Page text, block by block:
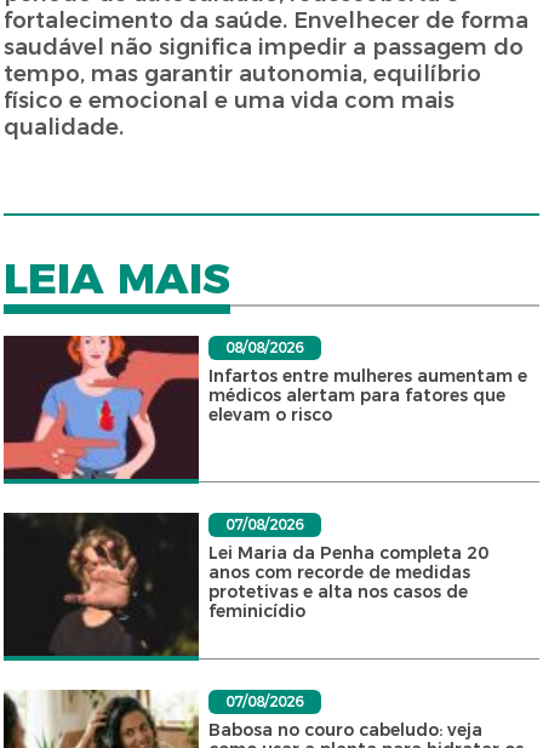
fortalecimento da saúde. Envelhecer de forma
saudável não significa impedir a passagem do
tempo, mas garantir autonomia, equilíbrio
físico e emocional e uma vida com mais
qualidade.
LEIA MAIS
08/08/2026
Infartos entre mulheres aumentam e
médicos alertam para fatores que
elevam o risco
07/08/2026
Lei Maria da Penha completa 20
anos com recorde de medidas
protetivas e alta nos casos de
feminicídio
07/08/2026
Babosa no couro cabeludo: veja